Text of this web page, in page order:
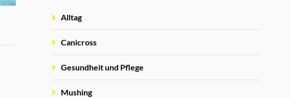
Alltag
Canicross
Gesundheit und Pflege
Mushing